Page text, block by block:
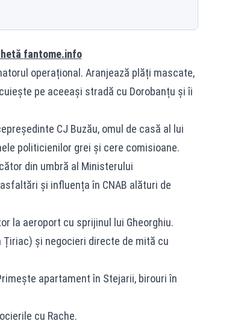
fantome.info
operațional. Aranjează plăți mascate,
pe aceeași stradă cu Dorobanțu și îi
CJ Buzău, omul de casă al lui
politicienilor grei și cere comisioane.
din umbră al Ministerului
și influența în CNAB alături de
la aeroport cu sprijinul lui Gheorghiu.
și negocieri directe de mită cu
apartament în Stejarii, birouri în
cu Rache.